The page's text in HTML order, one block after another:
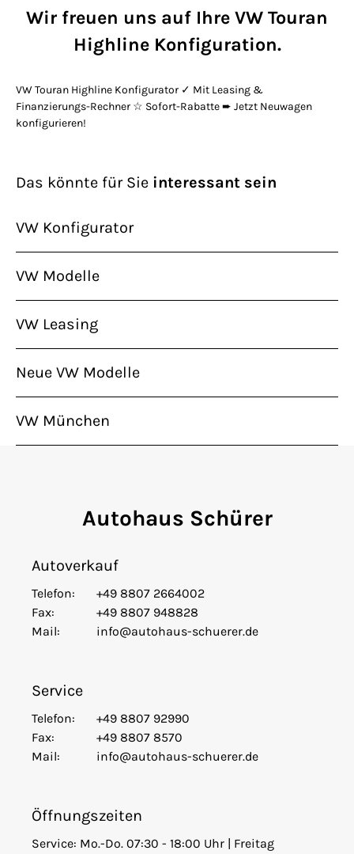
Wir freuen uns auf Ihre VW Touran
Highline Konfiguration.
VW Touran Highline Konfigurator ✓ Mit Leasing &
Finanzierungs-Rechner ☆ Sofort-Rabatte ➨ Jetzt Neuwagen
konfigurieren!
Das könnte für Sie interessant sein
VW Konfigurator
VW Modelle
VW Leasing
Neue VW Modelle
VW München
Autohaus Schürer
Autoverkauf
Telefon:
+49 8807 2664002
Fax:
+49 8807 948828
Mail:
info@autohaus-schuerer.de
Service
Telefon:
+49 8807 92990
Fax:
+49 8807 8570
Mail:
info@autohaus-schuerer.de
Öffnungszeiten
Service: Mo.-Do. 07:30 - 18:00 Uhr | Freitag